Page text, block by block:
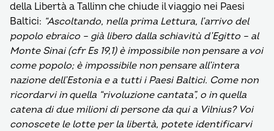
della Libertà a Tallinn che chiude il viaggio nei Paesi
Baltici: “Ascoltando, nella prima Lettura, l’arrivo del
popolo ebraico – già libero dalla schiavitù d’Egitto – al
Monte Sinai (cfr Es 19,1) è impossibile non pensare a voi
come popolo; è impossibile non pensare all’intera
nazione dell’Estonia e a tutti i Paesi Baltici. Come non
ricordarvi in quella “rivoluzione cantata”, o in quella
catena di due milioni di persone da qui a Vilnius? Voi
conoscete le lotte per la libertà, potete identificarvi